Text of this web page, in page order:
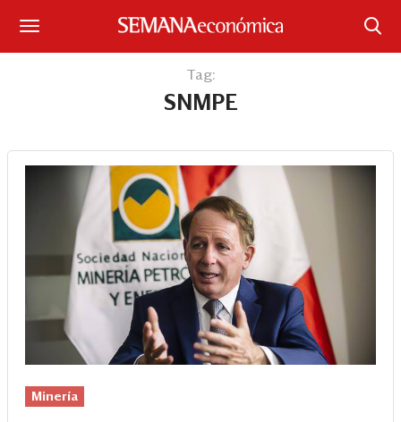
Portada
¿Qué está pasando?
Sectores y Empresas
Management
Economía y Finanzas
Legal y Política
Eventos
Tag:
SNMPE
Minería